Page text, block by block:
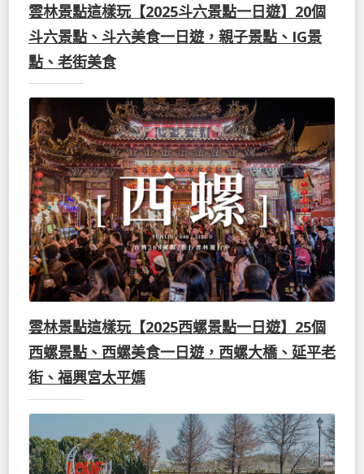
雲林景點這樣玩【2025斗六景點一日遊】20個
斗六景點、斗六美食一日遊，親子景點、IG景
點、老街美食
雲林景點這樣玩【2025西螺景點一日遊】25個
西螺景點、西螺美食一日遊，西螺大橋、延平老
街、福興宮太平媽